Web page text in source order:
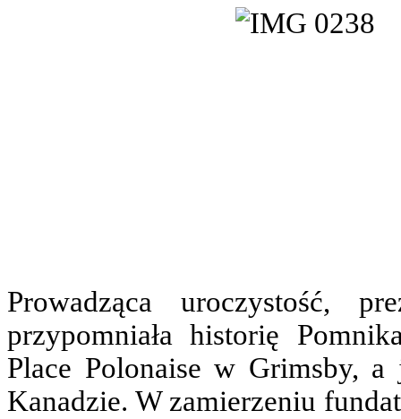
Prowadząca uroczystość,
przypomniała historię
Place Polonaise w Grimsby,
Kanadzie. W zamierzeniu